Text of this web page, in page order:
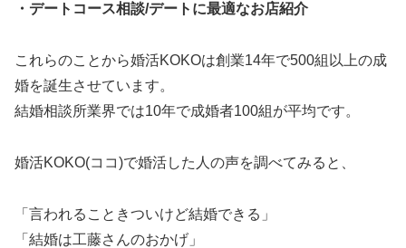
・デートコース相談/デートに最適なお店紹介
これらのことから婚活KOKOは創業14年で500組以上の成
婚を誕生させています。
結婚相談所業界では10年で成婚者100組が平均です。
婚活KOKO(ココ)で婚活した人の声を調べてみると、
「言われることきついけど結婚できる」
「結婚は工藤さんのおかげ」